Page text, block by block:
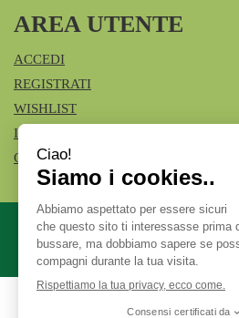
AREA UTENTE
ACCEDI
REGISTRATI
WISHLIST
ISCRIZIONE ALLA NEWSLETTER
CONTATTI